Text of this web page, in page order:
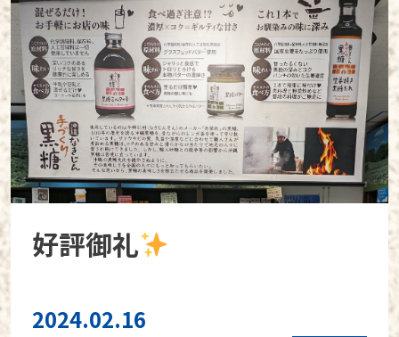
好評御礼
2024.02.16